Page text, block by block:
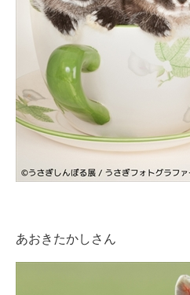
あおきたかしさん